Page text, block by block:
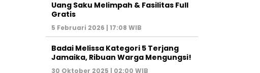
Uang Saku Melimpah & Fasilitas Full
Gratis
5 Februari 2026 | 17:08 WIB
Badai Melissa Kategori 5 Terjang
Jamaika, Ribuan Warga Mengungsi!
30 Oktober 2025 | 02:00 WIB